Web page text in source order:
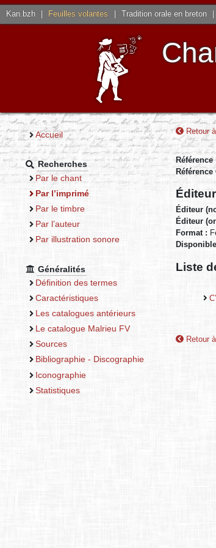
Kan.bzh Feuilles volantes Tradition orale en breton
Accueil
Recherches
Par le chant
Par l’imprimé
Par le timbre
Par l’auteur
Par illustration sonore
Généralités
Définition des termes
Caractéristiques
Les catalogues antérieurs
Le catalogue Malrieu FV
Sources
Bibliographie - Discographie
Iconographie
Statistiques
Retour
Référence
Éditeur
Éditeur
Format :
Liste
Retour